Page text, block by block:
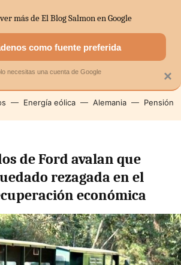
DOMÉSTICA MERCADOS
Energía eólica Alemania Pensión
de Ford avalan que
rezagada en el
económica
×
más de El Blog Salmon en Google
como fuente preferida
necesitas una cuenta de Google